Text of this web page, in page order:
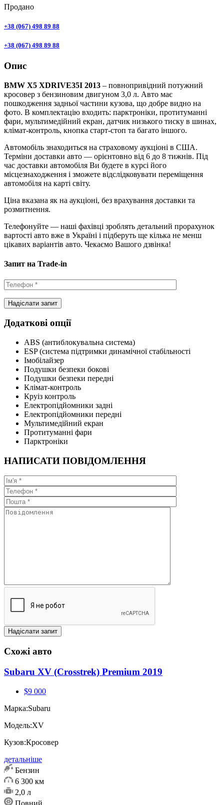
Продано
+38 (067) 498 89 88
+38 (067) 498 89 88
Опис
BMW X5 XDRIVE35I 2013 – повнопривідний потужний
кросовер з бензиновим двигуном 3,0 л. Авто має
пошкодження задньої частини кузова, що добре видно на
фото. В комплектацію входить: парктроніки, протитуманні
фари, мультимедійний екран, датчик низького тиску в шинах,
клімат-контроль, кнопка старт-стоп та багато іншого.
Автомобіль знаходиться на страховому аукціоні в США.
Терміни доставки авто — орієнтовно від 6 до 8 тижнів. Під
час доставки автомобіля Ви будете в курсі його
місцезнаходження і зможете відслідковувати переміщення
автомобіля на карті світу.
Ціна вказана як на аукціоні, без врахування доставки та
розмитнення.
Телефонуйте — наші фахівці зроблять детальний прорахунок
вартості авто вже в Україні і підберуть ще кілька не менш
цікавих варіантів авто. Чекаємо Вашого дзвінка!
Запит на Trade-in
Додаткові опції
ABS (антиблокувальна система)
ESP (система підтримки динамічної стабільності
Імобілайзер
Подушки безпеки бокові
Подушки безпеки передні
Клімат-контроль
Круіз контроль
Електропідйомники задні
Електропідйомники передні
Мультимедійний екран
Протитуманні фари
Парктроніки
НАПИСАТИ ПОВІДОМЛЕННЯ
Схожі авто
Subaru XV (Crosstrek) Premium 2019
$9 000
Марка:Subaru
Модель:XV
Кузов:Кросовер
детальніше
Бензин
6 300 км
2,0 л
Повний